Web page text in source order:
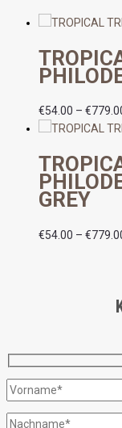
€54.00 – €
GREY
€54.00 – €